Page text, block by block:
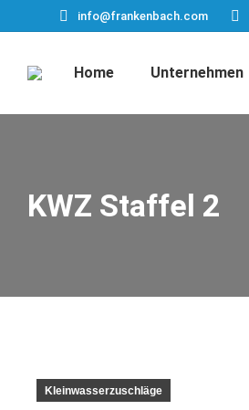
info@frankenbach.com
Home Unternehmen
KWZ Staffel 2
Kleinwasserzuschläge